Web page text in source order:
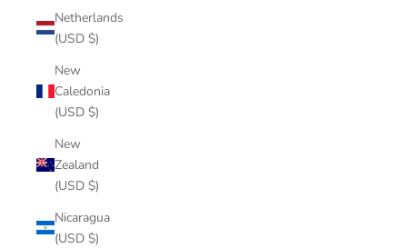
Netherlands
(USD $)
New
Caledonia
(USD $)
New
Zealand
(USD $)
Nicaragua
(USD $)